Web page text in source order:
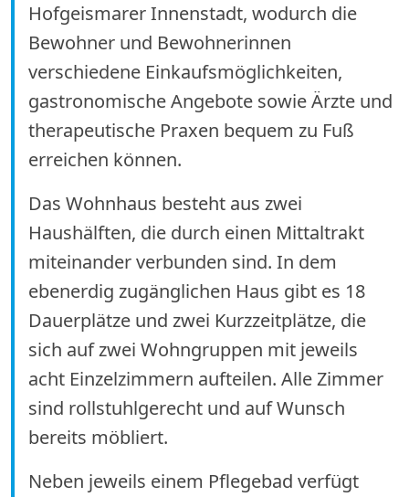
Hofgeismarer Innenstadt, wodurch die
Bewohner und Bewohnerinnen
verschiedene Einkaufsmöglichkeiten,
gastronomische Angebote sowie Ärzte und
therapeutische Praxen bequem zu Fuß
erreichen können.
Das Wohnhaus besteht aus zwei
Haushälften, die durch einen Mittaltrakt
miteinander verbunden sind. In dem
ebenerdig zugänglichen Haus gibt es 18
Dauerplätze und zwei Kurzzeitplätze, die
sich auf zwei Wohngruppen mit jeweils
acht Einzelzimmern aufteilen. Alle Zimmer
sind rollstuhlgerecht und auf Wunsch
bereits möbliert.
Neben jeweils einem Pflegebad verfügt